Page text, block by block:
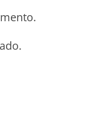
y Alabado.